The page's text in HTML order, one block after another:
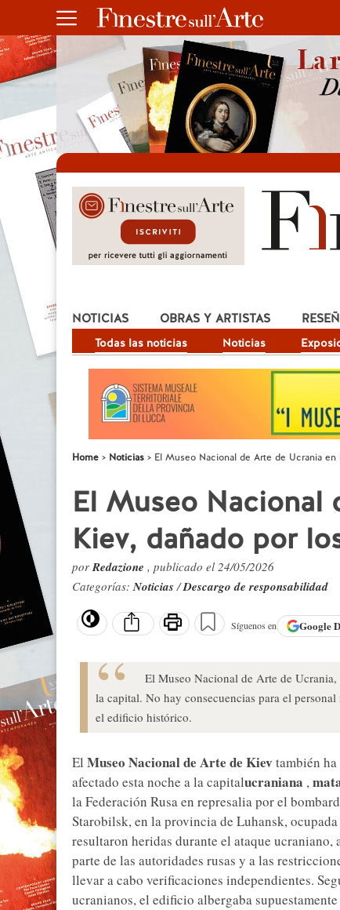
NOTICIAS
Todas las noticias Noticias
OBRAS Y ARTISTAS
Home Noticias El Museo Nacional de Arte de Ucrania
El Museo Nacional
Kiev, dañado por
porRedazione , publicado el 24/05/2026
Categorías:Noticias/Descargo de responsabilidad
Síguenos en Google
El Museo Nacional de Arte de
la capital. No hay consecuencias para el
el edificio histórico.
El Museo Nacional de Arte de Kiev también
afectado esta noche a la capitalucraniana ,
la Federación Rusa en represalia por el
Starobilsk, en la provincia de Luhansk,
resultaron heridas durante el ataque
parte de las autoridades rusas y a las
llevar a cabo verificaciones independientes.
ucranianos, el edificio albergaba